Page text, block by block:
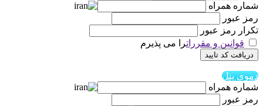
شماره همراه
رمز عبور
تکرار رمز عبور
قوانین و مقرراترا می پذیرم
دریافت کد تایید
دموی پنل
شماره همراه
رمز عبور